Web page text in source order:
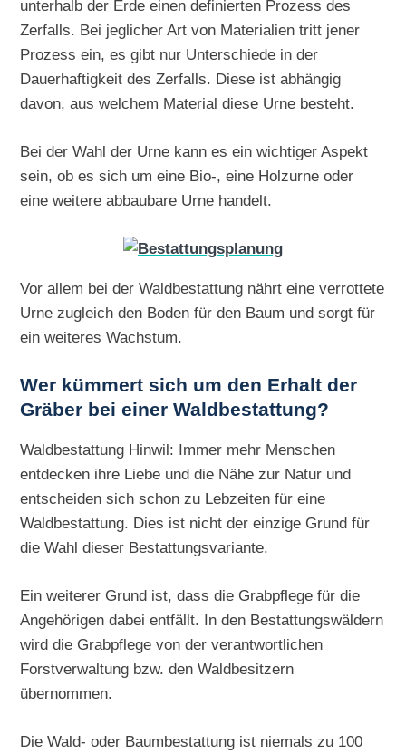
unterhalb der Erde einen definierten Prozess des
Zerfalls. Bei jeglicher Art von Materialien tritt jener
Prozess ein, es gibt nur Unterschiede in der
Dauerhaftigkeit des Zerfalls. Diese ist abhängig
davon, aus welchem Material diese Urne besteht.
Bei der Wahl der Urne kann es ein wichtiger Aspekt
sein, ob es sich um eine Bio-, eine Holzurne oder
eine weitere abbaubare Urne handelt.
Vor allem bei der Waldbestattung nährt eine verrottete
Urne zugleich den Boden für den Baum und sorgt für
ein weiteres Wachstum.
Wer kümmert sich um den Erhalt der
Gräber bei einer Waldbestattung?
Waldbestattung Hinwil: Immer mehr Menschen
entdecken ihre Liebe und die Nähe zur Natur und
entscheiden sich schon zu Lebzeiten für eine
Waldbestattung. Dies ist nicht der einzige Grund für
die Wahl dieser Bestattungsvariante.
Ein weiterer Grund ist, dass die Grabpflege für die
Angehörigen dabei entfällt. In den Bestattungswäldern
wird die Grabpflege von der verantwortlichen
Forstverwaltung bzw. den Waldbesitzern
übernommen.
Die Wald- oder Baumbestattung ist niemals zu 100